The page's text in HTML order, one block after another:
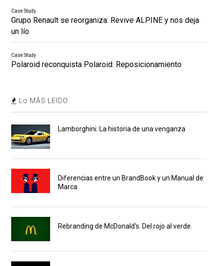
Case Study
Grupo Renault se reorganiza: Revive ALPINE y nos deja
un lío
Case Study
Polaroid reconquista Polaroid: Reposicionamiento
Lo MÁS LEIDO
Lamborghini: La historia de una venganza
Diferencias entre un BrandBook y un Manual de
Marca
Rebranding de McDonald's. Del rojo al verde.